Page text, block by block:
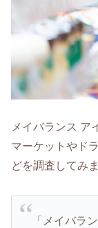
メイバランス ア
マーケットやド
どを調査してみま
「メイバラ